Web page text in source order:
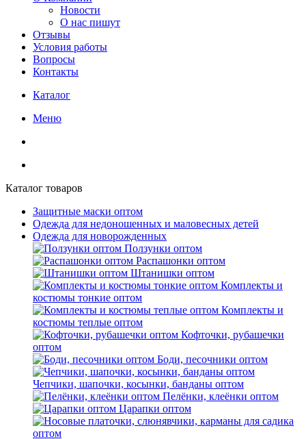
Новости
О нас пишут
Отзывы
Условия работы
Вопросы
Контакты
Каталог
Меню
Каталог товаров
Защитные маски оптом
Одежда для недоношенных и маловесных детей
Одежда для новорожденных
Ползунки оптом
Распашонки оптом
Штанишки оптом
Комплекты и
костюмы тонкие оптом
Комплекты и
костюмы теплые оптом
Кофточки, рубашечки
оптом
Боди, песочники оптом
Чепчики, шапочки, косынки, банданы оптом
Пелёнки, клеёнки оптом
Царапки оптом